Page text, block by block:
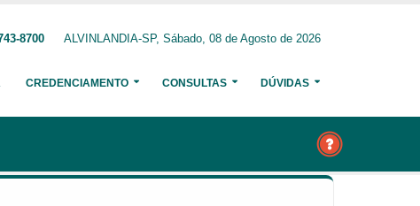
8700 ALVINLANDIA-SP, Sábado, 08 de Agosto de 2026
CREDENCIAMENTO CONSULTAS DÚVIDAS